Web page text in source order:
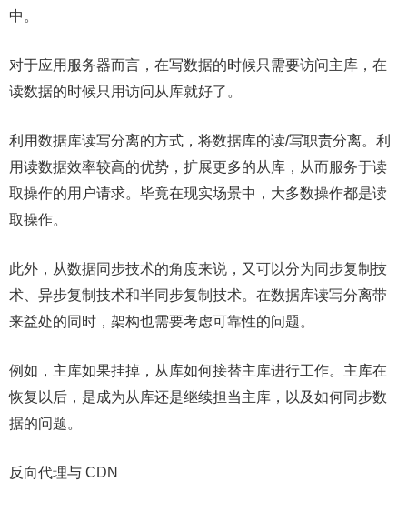
中。
对于应用服务器而言，在写数据的时候只需要访问主库，在
读数据的时候只用访问从库就好了。
利用数据库读写分离的方式，将数据库的读/写职责分离。利
用读数据效率较高的优势，扩展更多的从库，从而服务于读
取操作的用户请求。毕竟在现实场景中，大多数操作都是读
取操作。
此外，从数据同步技术的角度来说，又可以分为同步复制技
术、异步复制技术和半同步复制技术。在数据库读写分离带
来益处的同时，架构也需要考虑可靠性的问题。
例如，主库如果挂掉，从库如何接替主库进行工作。主库在
恢复以后，是成为从库还是继续担当主库，以及如何同步数
据的问题。
反向代理与 CDN